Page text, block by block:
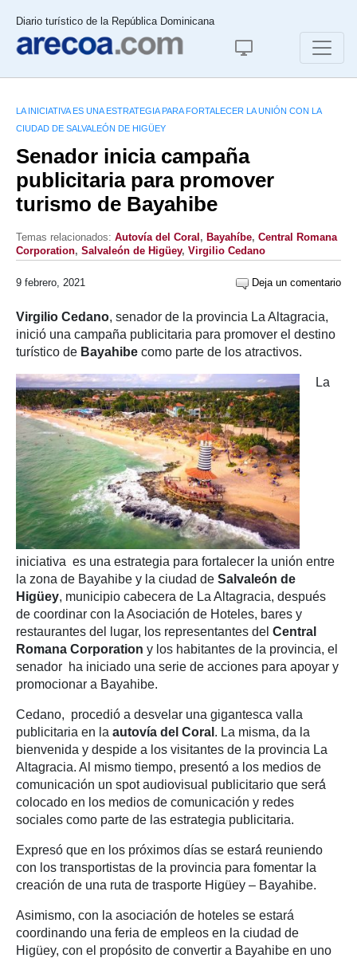
Diario turístico de la República Dominicana
LA INICIATIVA ES UNA ESTRATEGIA PARA FORTALECER LA UNIÓN CON LA
CIUDAD DE SALVALEÓN DE HIGÜEY
Senador inicia campaña
publicitaria para promover
turismo de Bayahibe
Temas relacionados: Autovía del Coral , Bayahíbe, Central Romana
Corporation, Salvaleón de Higüey, Virgilio Cedano
9 febrero, 2021 Deja un comentario
Virgilio Cedano, senador de la provincia La Altagracia,
inició una campaña publicitaria para promover el destino
turístico de Bayahibe como parte de los atractivos.
La
iniciativa es una estrategia para fortalecer la unión entre
la zona de Bayahibe y la ciudad de Salvaleón de
Higüey, municipio cabecera de La Altagracia, después
de coordinar con la Asociación de Hoteles, bares y
restaurantes del lugar, los representantes del Central
Romana Corporation y los habitantes de la provincia, el
senador ha iniciado una serie de acciones para apoyar y
promocionar a Bayahibe.
Cedano, procedió a desvelar una gigantesca valla
publicitaria en la autovía del Coral . La misma, da la
bienvenida y despide a los visitantes de la provincia La
Altagracia. Al mismo tiempo, presentó a los medios de
comunicación un spot audiovisual publicitario que será́
colocado en los medios de comunicación y redes
sociales como parte de las estrategia publicitaria.
Expresó que en los próximos días se estará́ reuniendo
con los transportistas de la provincia para fomentar la
creación de una ruta de trasporte Higüey – Bayahibe.
Asimismo, con la asociación de hoteles se estará
coordinando una feria de empleos en la ciudad de
Higüey, con el propósito de convertir a Bayahibe en uno